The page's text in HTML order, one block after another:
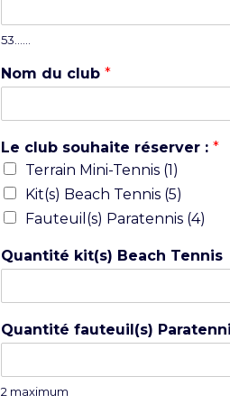
53……
Nom du club *
Le club souhaite réserver : *
Terrain Mini-Tennis (1)
Kit(s) Beach Tennis (5)
Fauteuil(s) Paratennis (4)
Quantité kit(s) Beach Tennis
Quantité fauteuil(s)
2 maximum